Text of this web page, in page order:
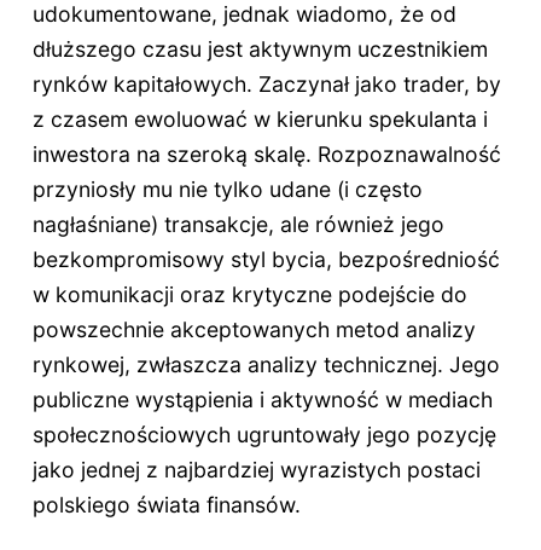
udokumentowane, jednak wiadomo, że od
dłuższego czasu jest aktywnym uczestnikiem
rynków kapitałowych. Zaczynał jako trader, by
z czasem ewoluować w kierunku spekulanta i
inwestora na szeroką skalę. Rozpoznawalność
przyniosły mu nie tylko udane (i często
nagłaśniane) transakcje, ale również jego
bezkompromisowy styl bycia, bezpośredniość
w komunikacji oraz krytyczne podejście do
powszechnie akceptowanych metod analizy
rynkowej, zwłaszcza analizy technicznej. Jego
publiczne wystąpienia i aktywność w mediach
społecznościowych ugruntowały jego pozycję
jako jednej z najbardziej wyrazistych postaci
polskiego świata finansów.